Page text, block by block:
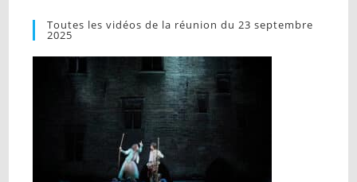
Toutes les vidéos de la réunion du 23 septembre
2025